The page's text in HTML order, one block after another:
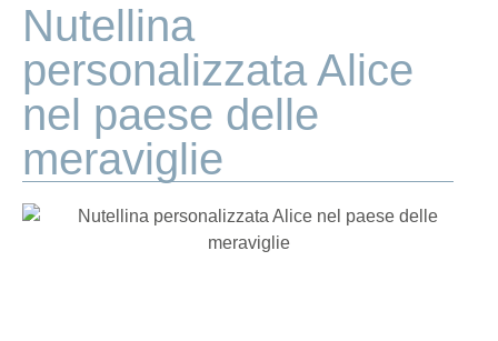
Nutellina
personalizzata Alice
nel paese delle
meraviglie